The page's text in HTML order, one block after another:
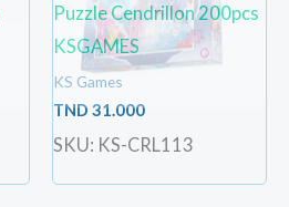
Puzzle Cendrillon 200pcs
KSGAMES
KS Games
TND 31.000
SKU: KS-CRL113